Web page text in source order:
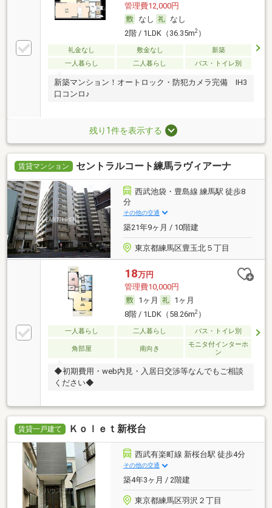
管理費12,000円
なし
なし
2階 / 1LDK（36.35m2）
礼金なし 敷金なし
新築
一人暮らし
二人暮らし バス・トイレ別
新築マンション！オートロック・防犯カメラ完備 IH3
口コンロ♪
残り1件を表示する
賃貸マンション セントラルコート練馬ラヴィアーナ
西武池袋・豊島線 練馬駅 徒歩8
分
その他の交通
築21年9ヶ月 / 10階建
東京都練馬区豊玉北５丁目
18万円
管理費10,000円
1ヶ月
1ヶ月
8階 / 1LDK（58.26m2）
一人暮らし 二人暮らし バス・トイレ別
角部屋 南向き
モニタ付インターホ
ン
◆初期費用・web内見・入居日交渉等なんでもご相談
ください◆
賃貸一戸建て Ｋｏｌｅｔ新桜台
西武有楽町線 新桜台駅 徒歩4分
その他の交通
築4年3ヶ月 / 2階建
東京都練馬区羽沢２丁目